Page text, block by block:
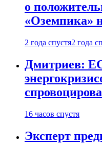
о
«Оземпика»
2 года спустя2 года
Дмитриев:
16 часов спустя
Эксперт